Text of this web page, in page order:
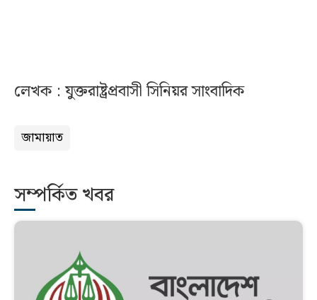
লেখক : যুক্তরাষ্ট্রপ্রবাসী সিনিয়র সাংবাদিক
জামায়াত
সম্পর্কিত খবর